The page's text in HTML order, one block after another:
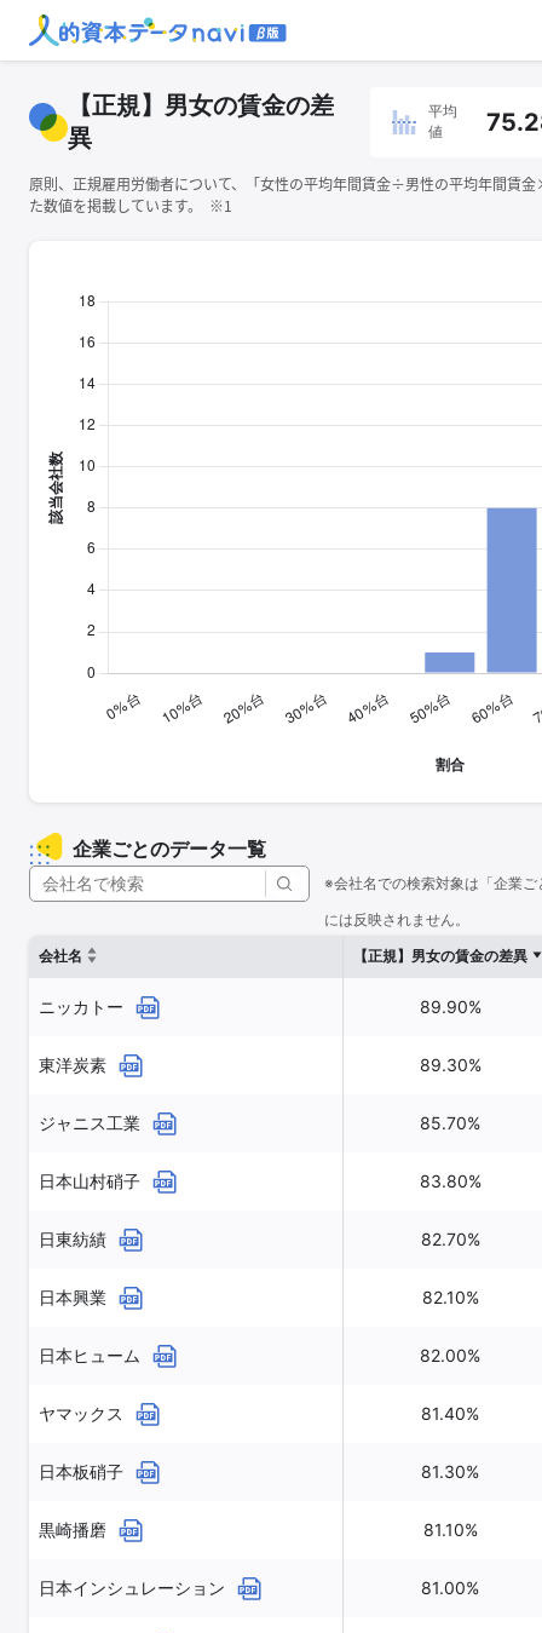
【正規】男女の賃金の差
異
平均
値
原則、正規雇用労働者について、「女性の平均年間賃金÷男性の平均年間賃
た数値を掲載しています。 ※1
企業ごとのデータ一覧
※会社名での検索対象は「企業
には反映されません。
会社名
【正規】男女の賃金の差異
ニッカトー 89.90%
東洋炭素 89.30%
ジャニス工業 85.70%
日本山村硝子 83.80%
日東紡績 82.70%
日本興業 82.10%
日本ヒューム 82.00%
ヤマックス 81.40%
日本板硝子 81.30%
黒崎播磨 81.10%
日本インシュレーション 81.00%